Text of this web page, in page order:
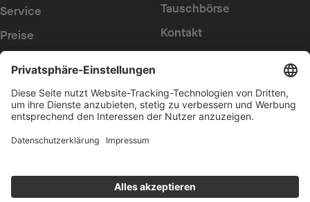
Service
Preise
Konzerte
Tauschbörse
Kontakt
AGB